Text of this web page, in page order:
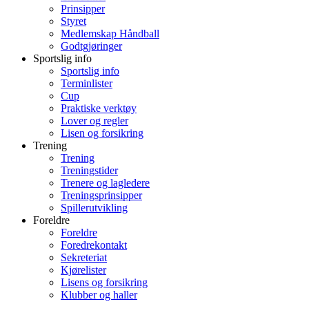
Prinsipper
Styret
Medlemskap Håndball
Godtgjøringer
Sportslig info
Sportslig info
Terminlister
Cup
Praktiske verktøy
Lover og regler
Lisen og forsikring
Trening
Trening
Treningstider
Trenere og lagledere
Treningsprinsipper
Spillerutvikling
Foreldre
Foreldre
Foredrekontakt
Sekreteriat
Kjørelister
Lisens og forsikring
Klubber og haller